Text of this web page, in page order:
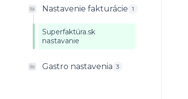
Nastavenie fakturácie 1
Superfaktúra.sk
nastavanie
Gastro nastavenia 3